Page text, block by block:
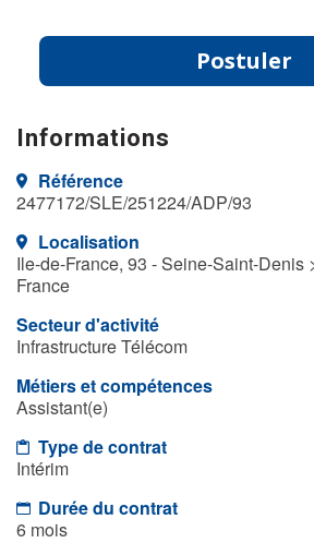
Postuler
Informations
Référence
2477172/SLE/251224/ADP/93
Localisation
Ile-de-France, 93 - Seine-Saint-Denis
France
Secteur d'activité
Infrastructure Télécom
Métiers et compétences
Assistant(e)
Type de contrat
Intérim
Durée du contrat
6 mois